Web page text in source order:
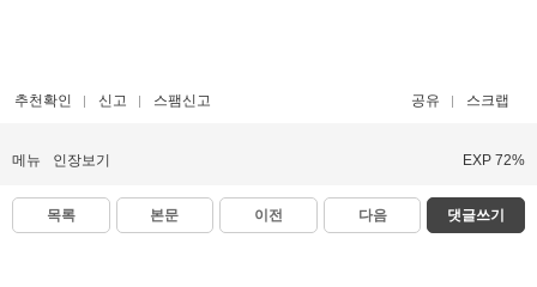
추천확인 신고 스팸신고 공유 스크랩
메뉴 인장보기 EXP 72%
목록 본문 이전 다음 댓글쓰기